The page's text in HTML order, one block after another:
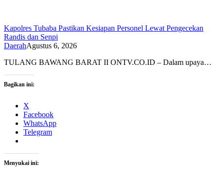
Kapolres Tubaba Pastikan Kesiapan Personel Lewat Pengecekan
Randis dan Senpi
DaerahAgustus 6, 2026
TULANG BAWANG BARAT II ONTV.CO.ID – Dalam upaya…
Bagikan ini:
X
Facebook
WhatsApp
Telegram
Menyukai ini: